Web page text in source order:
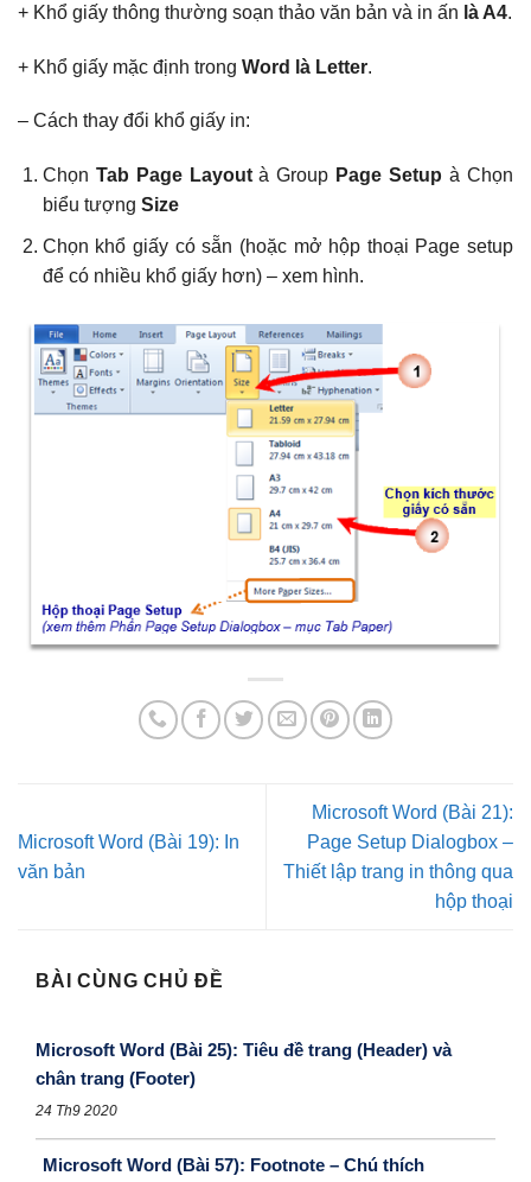
+ Khổ giấy thông thường soạn thảo văn bản và in ấn à A4.
+ Khổ giấy mặc định trong Word là Letter.
– Cách thay đổi khổ giấy in:
Chọn Tab Page Layoutà Group Page Setupà Chọn
biểu tượng Size
Chọn khổ giấy có sẵn (hoặc mở hộp thoại Page setup
để có nhiều khổ giấy hơn) – xem hình.
Microsoft Word (Bài 19): In
văn bản
Microsoft Word (Bài 21):
Page Setup Dialogbox –
Thiết lập trang in thông qua
hộp thoại
BÀI CÙNG CHỦ ĐỀ
Microsoft Word (Bài 25): Tiêu đề trang (Header) và
chân trang (Footer)
24 Th9 2020
Microsoft Word (Bài 57): Footnote – Chú thích